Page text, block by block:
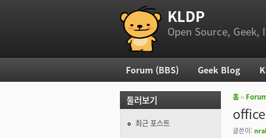
부 메뉴 KLDP
Open Source, Geek,
현재 위
홈 ››
글쓴이:
주 메뉴
Forum (BBS) Geek Blog
둘러보기
최근 포스트